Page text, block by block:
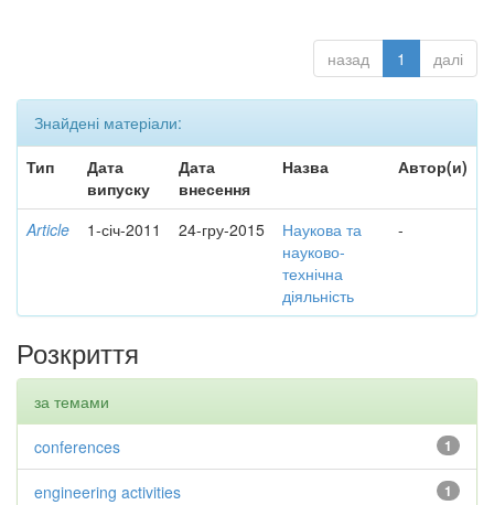
назад 1 далі
Знайдені матеріали:
Тип
Дата
випуску
Дата
внесення
Назва Автор(и)
Article 1-січ-2011 24-гру-2015
Наукова та
науково-
технічна
діяльність
-
Розкриття
за темами
1
conferences
1
engineering activities